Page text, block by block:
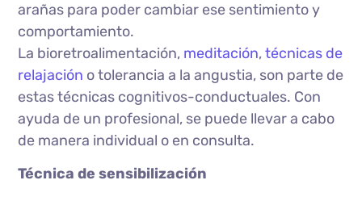
arañas para poder cambiar ese sentimiento y
comportamiento.
La bioretroalimentación, meditación,técnicas de
relajación o tolerancia a la angustia, son parte de
estas técnicas cognitivos-conductuales. Con
ayuda de un profesional, se puede llevar a cabo
de manera individual o en consulta.
Técnica de sensibilización